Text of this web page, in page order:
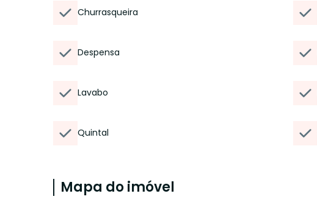
Churrasqueira
Despensa
Lavabo
Quintal
Mapa do imóvel